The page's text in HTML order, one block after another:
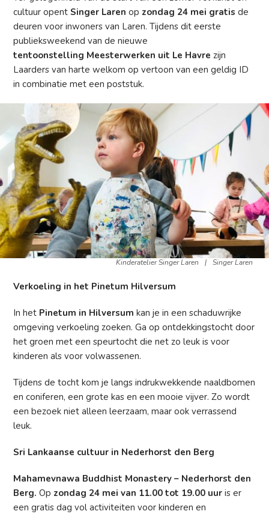
cultuur opent Singer Laren op zondag 24 mei gratis de
deuren voor inwoners van Laren. Tijdens dit eerste
publieksweekend van de nieuwe
tentoonstelling Meesterwerken uit Le Havre zijn
Laarders van harte welkom op vertoon van een geldig ID
in combinatie met een poststuk.
Kinderatelier Singer Laren | Singer Laren
Verkoeling in het Pinetum Hilversum
In het Pinetum in Hilversum kan je in een schaduwrijke
omgeving verkoeling zoeken. Ga op ontdekkingstocht door
het groen met een speurtocht die net zo leuk is voor
kinderen als voor volwassenen.
Tijdens de tocht kom je langs indrukwekkende naaldbomen
en coniferen, een grote kas en een mooie vijver. Zo wordt
een bezoek niet alleen leerzaam, maar ook verrassend
leuk.
Sri Lankaanse cultuur in Nederhorst den Berg
Mahamevnawa Buddhist Monastery – Nederhorst den
Berg. Op zondag 24 mei van 11.00 tot 19.00 uur is er
een gratis dag vol activiteiten voor kinderen en